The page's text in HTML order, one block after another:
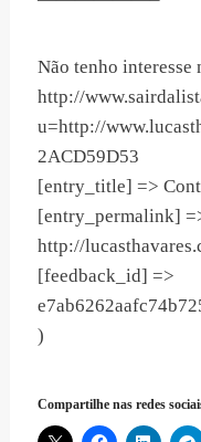
Não tenho interesse
http://
u=http://
2ACD59D53
[entry_title] =>
[entry_permalink]
http://
[feedback_id] =>
)
Compartilhe nas redes